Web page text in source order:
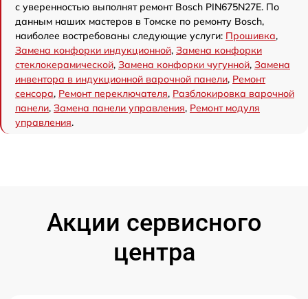
с уверенностью выполнят ремонт Bosch PIN675N27E. По
данным наших мастеров в Томске по ремонту Bosch,
наиболее востребованы следующие услуги: Прошивка,
Замена конфорки индукционной, Замена конфорки
стеклокерамической, Замена конфорки чугунной, Замена
инвентора в индукционной варочной панели, Ремонт
сенсора, Ремонт переключателя, Разблокировка варочной
панели, Замена панели управления, Ремонт модуля
управления.
Акции сервисного
центра